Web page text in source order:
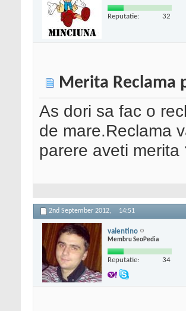
Reputatie: 32
Merita Reclama
As dori sa fac o
de mare.Reclama
parere aveti merita
2nd September 2012, 14:51
valentino
Membru SeoPedia
Reputatie: 34